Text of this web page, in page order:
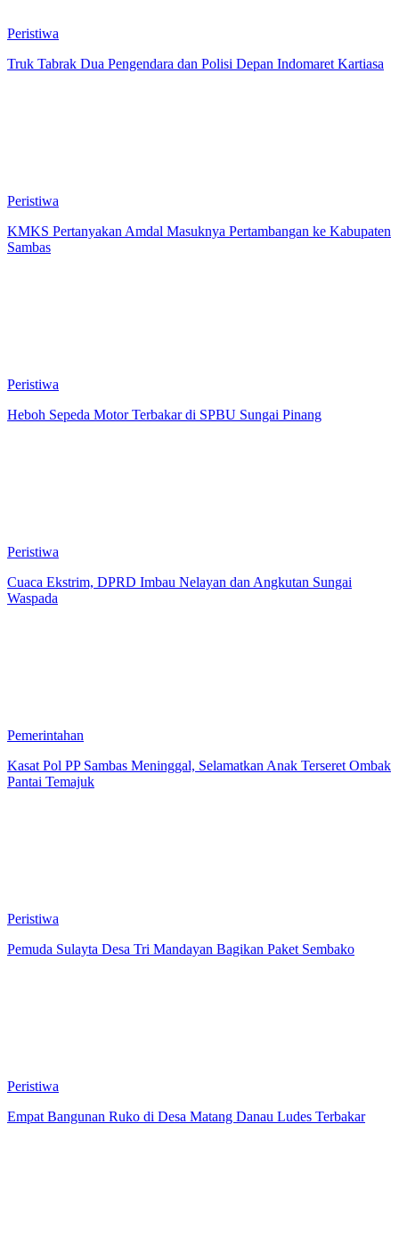
Peristiwa
Truk Tabrak Dua Pengendara dan Polisi Depan Indomaret Kartiasa
Peristiwa
KMKS Pertanyakan Amdal Masuknya Pertambangan ke Kabupaten
Sambas
Peristiwa
Heboh Sepeda Motor Terbakar di SPBU Sungai Pinang
Peristiwa
Cuaca Ekstrim, DPRD Imbau Nelayan dan Angkutan Sungai
Waspada
Pemerintahan
Kasat Pol PP Sambas Meninggal, Selamatkan Anak Terseret Ombak
Pantai Temajuk
Peristiwa
Pemuda Sulayta Desa Tri Mandayan Bagikan Paket Sembako
Peristiwa
Empat Bangunan Ruko di Desa Matang Danau Ludes Terbakar